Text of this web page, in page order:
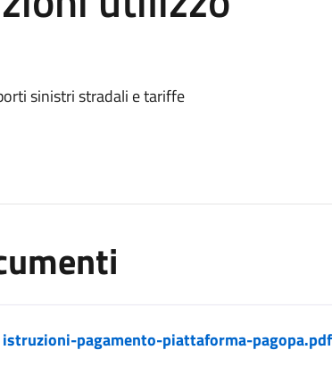
sinistri stradali e tariffe
istruzioni-pagamento-piattaforma-pagopa.pdf